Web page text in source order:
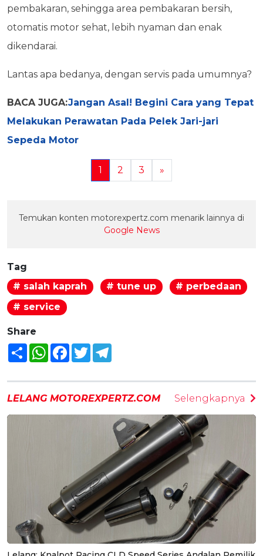
pembakaran, sehingga area pembakaran bersih,
otomatis motor sehat, lebih nyaman dan enak
dikendarai.
Lantas apa bedanya, dengan servis pada umumnya?
BACA JUGA:Jangan Asal! Begini Cara yang Tepat
Melakukan Perawatan Pada Pelek Jari-jari
Sepeda Motor
1 2 3 »
Temukan konten motorexpertz.com menarik lainnya di
Google News
Tag
# salah kaprah
# tune up
# perbedaan
# service
Share
Share WhatsAppFacebook
Twitter
LELANG MOTOREXPERTZ.COM Selengkapnya